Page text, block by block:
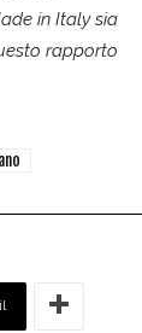
in Italy sia
rapporto